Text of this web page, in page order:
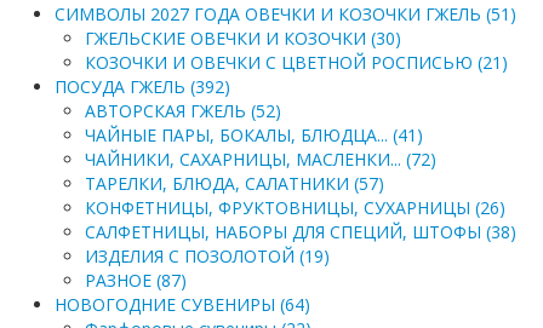
СИМВОЛЫ 2027 ГОДА ОВЕЧКИ И КОЗОЧКИ ГЖЕЛЬ (51)
ГЖЕЛЬСКИЕ ОВЕЧКИ И КОЗОЧКИ (30)
КОЗОЧКИ И ОВЕЧКИ С ЦВЕТНОЙ РОСПИСЬЮ (21)
ПОСУДА ГЖЕЛЬ (392)
АВТОРСКАЯ ГЖЕЛЬ (52)
ЧАЙНЫЕ ПАРЫ, БОКАЛЫ, БЛЮДЦА... (41)
ЧАЙНИКИ, САХАРНИЦЫ, МАСЛЕНКИ... (72)
ТАРЕЛКИ, БЛЮДА, САЛАТНИКИ (57)
КОНФЕТНИЦЫ, ФРУКТОВНИЦЫ, СУХАРНИЦЫ (26)
САЛФЕТНИЦЫ, НАБОРЫ ДЛЯ СПЕЦИЙ, ШТОФЫ (38)
ИЗДЕЛИЯ С ПОЗОЛОТОЙ (19)
РАЗНОЕ (87)
НОВОГОДНИЕ СУВЕНИРЫ (64)